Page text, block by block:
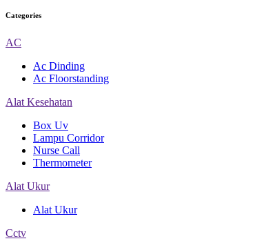
Categories
AC
Ac Dinding
Ac Floorstanding
Alat Kesehatan
Box Uv
Lampu Corridor
Nurse Call
Thermometer
Alat Ukur
Alat Ukur
Cctv